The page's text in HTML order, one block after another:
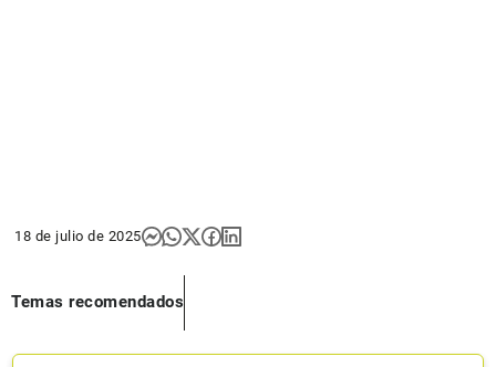
18 de julio de 2025
Temas recomendados